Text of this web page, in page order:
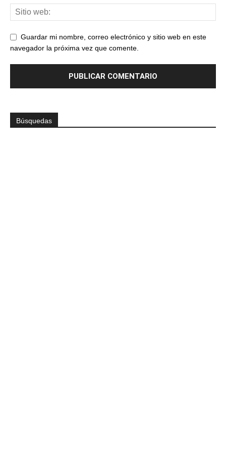
Guardar mi nombre, correo electrónico y sitio web en este
navegador la próxima vez que comente.
Búsquedas